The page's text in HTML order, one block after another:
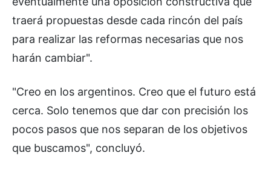
traerá propuestas desde cada rincón del país
para realizar las reformas necesarias que nos
harán cambiar".
"Creo en los argentinos. Creo que el futuro está
cerca. Solo tenemos que dar con precisión los
pocos pasos que nos separan de los objetivos
que buscamos", concluyó.